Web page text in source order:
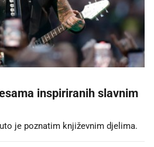
inspiriranih slavnim
je poznatim književnim djelima.